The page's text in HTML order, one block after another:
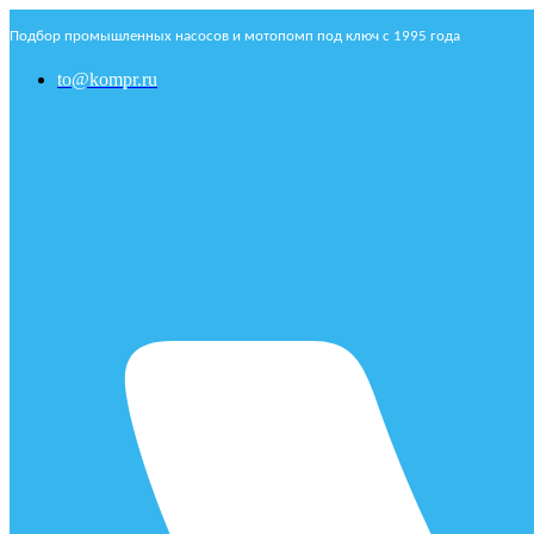
Подбор промышленных насосов и мотопомп под ключ с 1995 года
to@kompr.ru